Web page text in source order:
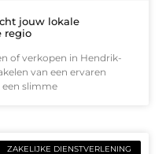
jouw lokale
regio
of verkopen in Hendrik-
van een ervaren
slimme
ZAKELIJKE DIENSTVERLENING